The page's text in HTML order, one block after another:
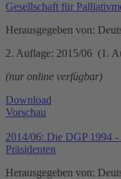
Gesellschaft für
Herausgegeben von:
2. Auflage: 2015/06 (1.
(nur online verfügbar)
Download
Vorschau
2014/06: Die DGP 1994 -
Präsidenten
Herausgegeben von: